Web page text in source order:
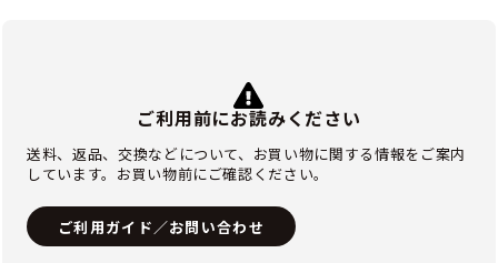
ご利用前にお読みください
送料、返品、交換などについて、お買い物に関する情報をご案内
しています。お買い物前にご確認ください。
ご利用ガイド／お問い合わせ